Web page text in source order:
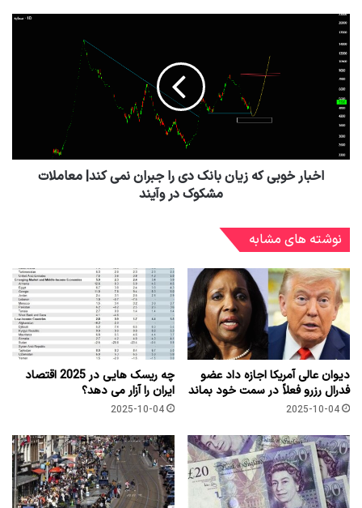
اخبار خوبی که زیان بانک دی را جبران نمی کند| معاملات
مشکوک در وآیند
نوشته های مشابه
دیوان عالی آمریکا اجازه داد عضو
فدرال رزرو فعلاً در سمت خود بماند
2025-10-04
چه ریسک هایی در 2025 اقتصاد
ایران را آزار می دهد؟
2025-10-04